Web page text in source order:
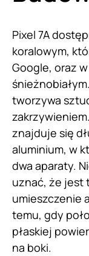
Pixel 7A
koralowym,
Google, oraz
tworzywa
znajduje się
aluminium, w
dwa aparaty.
uznać, że jest
umieszczenie
temu, gdy
płaskiej
na boki.